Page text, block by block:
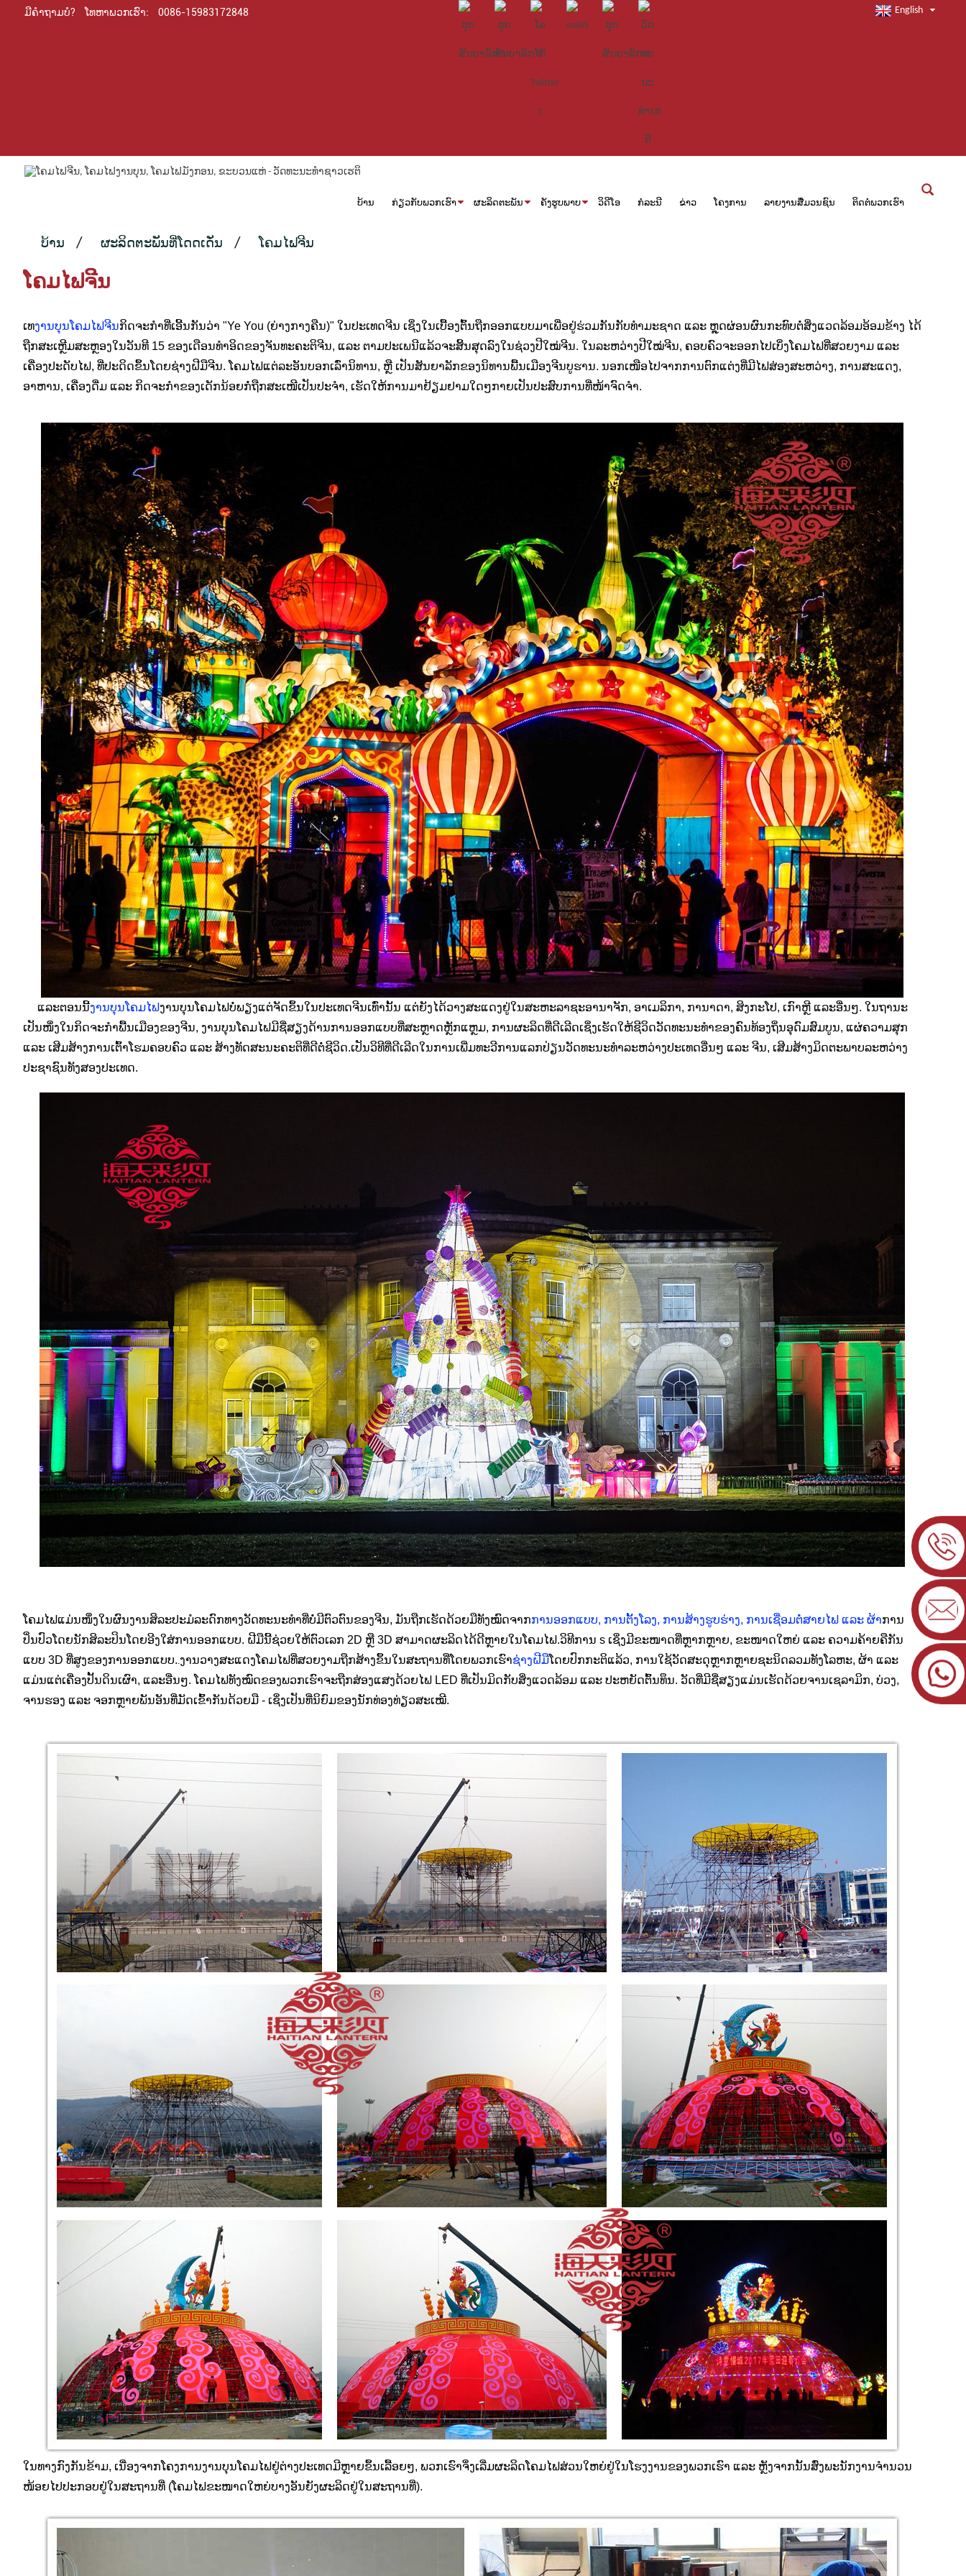
ມີຄຳຖາມບໍ? ໂທຫາພວກເຮົາ: 0086-15983172848 English
ບ້ານ ກ່ຽວກັບພວກເຮົາ ຜະລິດຕະພັນ ຄັງຮູບພາບ ວິດີໂອ ກໍລະນີ ຂ່າວ ໂຄງການ ລາຍງານສື່ມວນຊົນ ຕິດຕໍ່ພວກເຮົາ
ບ້ານ ຜະລິດຕະພັນທີ່ໂດດເດັ່ນ ໂຄມໄຟຈີນ
ໂຄມໄຟຈີນ
ເທງານບຸນໂຄມໄຟຈີນກິດຈະກຳທີ່ເອີ້ນກັນວ່າ "Ye You (ຍ່າງກາງຄືນ)" ໃນປະເທດຈີນ ເຊິ່ງໃນເບື້ອງຕົ້ນຖືກອອກແບບມາເພື່ອຢູ່ຮ່ວມກັນກັບທຳມະຊາດ ແລະ ຫຼຸດຜ່ອນຜົນກະທົບຕໍ່ສິ່ງແວດລ້ອມອ້ອມຂ້າງ ໄດ້
ຖືກສະເຫຼີມສະຫຼອງໃນວັນທີ 15 ຂອງເດືອນທຳອິດຂອງຈັນທະຄະຕິຈີນ, ແລະ ຕາມປະເພນີແລ້ວຈະສິ້ນສຸດລົງໃນຊ່ວງປີໃໝ່ຈີນ. ໃນລະຫວ່າງປີໃໝ່ຈີນ, ຄອບຄົວຈະອອກໄປເບິ່ງໂຄມໄຟທີ່ສວຍງາມ ແລະ
ເຄື່ອງປະດັບໄຟ, ທີ່ປະດິດຂຶ້ນໂດຍຊ່າງຝີມືຈີນ. ໂຄມໄຟແຕ່ລະອັນບອກເລົ່ານິທານ, ຫຼື ເປັນສັນຍາລັກຂອງນິທານພື້ນເມືອງຈີນບູຮານ. ນອກເໜືອໄປຈາກການຕົກແຕ່ງທີ່ມີໄຟສ່ອງສະຫວ່າງ, ການສະແດງ,
ອາຫານ, ເຄື່ອງດື່ມ ແລະ ກິດຈະກຳຂອງເດັກນ້ອຍກໍ່ຖືກສະເໜີເປັນປະຈຳ, ເຮັດໃຫ້ການມາຢ້ຽມຢາມໃດໆກາຍເປັນປະສົບການທີ່ໜ້າຈົດຈຳ.
ແລະຕອນນີ້ງານບຸນໂຄມໄຟງານບຸນໂຄມໄຟບໍ່ພຽງແຕ່ຈັດຂຶ້ນໃນປະເທດຈີນເທົ່ານັ້ນ ແຕ່ຍັງໄດ້ວາງສະແດງຢູ່ໃນສະຫະລາຊະອານາຈັກ, ອາເມລິກາ, ການາດາ, ສິງກະໂປ, ເກົາຫຼີ ແລະອື່ນໆ. ໃນຖານະ
ເປັນໜຶ່ງໃນກິດຈະກຳພື້ນເມືອງຂອງຈີນ, ງານບຸນໂຄມໄຟມີຊື່ສຽງດ້ານການອອກແບບທີ່ສະຫຼາດຫຼັກແຫຼມ, ການຜະລິດທີ່ດີເລີດເຊິ່ງເຮັດໃຫ້ຊີວິດວັດທະນະທຳຂອງຄົນທ້ອງຖິ່ນອຸດົມສົມບູນ, ແຜ່ຄວາມສຸກ
ແລະ ເສີມສ້າງການເຕົ້າໂຮມຄອບຄົວ ແລະ ສ້າງທັດສະນະຄະຕິທີ່ດີຕໍ່ຊີວິດ.ເປັນວິທີທີ່ດີເລີດໃນການເພີ່ມທະວີການແລກປ່ຽນວັດທະນະທຳລະຫວ່າງປະເທດອື່ນໆ ແລະ ຈີນ, ເສີມສ້າງມິດຕະພາບລະຫວ່າງ
ປະຊາຊົນທັງສອງປະເທດ.
ໂຄມໄຟແມ່ນໜຶ່ງໃນຜົນງານສິລະປະມໍລະດົກທາງວັດທະນະທຳທີ່ບໍ່ມີຕົວຕົນຂອງຈີນ, ມັນຖືກເຮັດດ້ວຍມືທັງໝົດຈາກການອອກແບບ, ການຕັ້ງໂລງ, ການສ້າງຮູບຮ່າງ, ການເຊື່ອມຕໍ່ສາຍໄຟ ແລະ ຜ້າການ
ປິ່ນປົວໂດຍນັກສິລະປິນໂດຍອີງໃສ່ການອອກແບບ. ຝີມືນີ້ຊ່ວຍໃຫ້ຕົວເລກ 2D ຫຼື 3D ສາມາດຜະລິດໄດ້ດີຫຼາຍໃນໂຄມໄຟ.ວິທີການ s ເຊິ່ງມີຂະໜາດທີ່ຫຼາກຫຼາຍ, ຂະໜາດໃຫຍ່ ແລະ ຄວາມຄ້າຍຄືກັນ
ແບບ 3D ທີ່ສູງຂອງການອອກແບບ..ງານວາງສະແດງໂຄມໄຟທີ່ສວຍງາມຖືກສ້າງຂຶ້ນໃນສະຖານທີ່ໂດຍພວກເຮົາຊ່າງຝີມືໂດຍປົກກະຕິແລ້ວ, ການໃຊ້ວັດສະດຸຫຼາກຫຼາຍຊະນິດລວມທັງໂລຫະ, ຜ້າ ແລະ
ແມ່ນແຕ່ເຄື່ອງປັ້ນດິນເຜົາ, ແລະອື່ນໆ. ໂຄມໄຟທັງໝົດຂອງພວກເຮົາຈະຖືກສ່ອງແສງດ້ວຍໄຟ LED ທີ່ເປັນມິດກັບສິ່ງແວດລ້ອມ ແລະ ປະຫຍັດຕົ້ນທຶນ. ວັດທີ່ມີຊື່ສຽງແມ່ນເຮັດດ້ວຍຈານເຊລາມິກ, ບ່ວງ,
ຈານຮອງ ແລະ ຈອກຫຼາຍພັນອັນທີ່ມັດເຂົ້າກັນດ້ວຍມື - ເຊິ່ງເປັນທີ່ນິຍົມຂອງນັກທ່ອງທ່ຽວສະເໝີ.
ໃນທາງກົງກັນຂ້າມ, ເນື່ອງຈາກໂຄງການງານບຸນໂຄມໄຟຢູ່ຕ່າງປະເທດມີຫຼາຍຂຶ້ນເລື້ອຍໆ, ພວກເຮົາຈຶ່ງເລີ່ມຜະລິດໂຄມໄຟສ່ວນໃຫຍ່ຢູ່ໃນໂຮງງານຂອງພວກເຮົາ ແລະ ຫຼັງຈາກນັ້ນສົ່ງພະນັກງານຈຳນວນ
ໜ້ອຍໄປປະກອບຢູ່ໃນສະຖານທີ່ (ໂຄມໄຟຂະໜາດໃຫຍ່ບາງອັນຍັງຜະລິດຢູ່ໃນສະຖານທີ່).